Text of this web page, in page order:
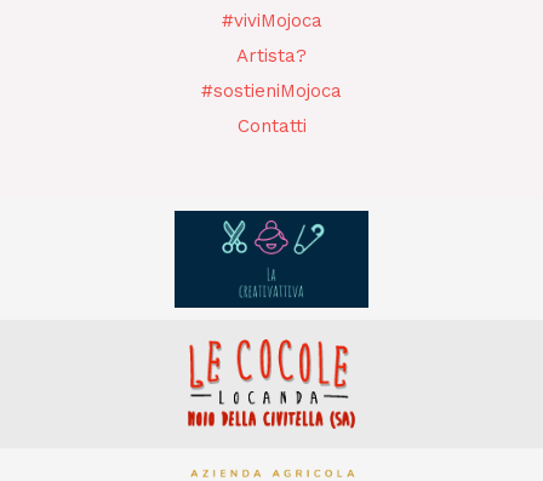
#viviMojoca
Artista?
#sostieniMojoca
Contatti